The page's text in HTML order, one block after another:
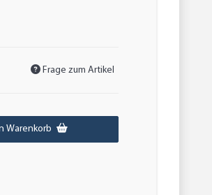
Frage zum Artikel
Warenkorb